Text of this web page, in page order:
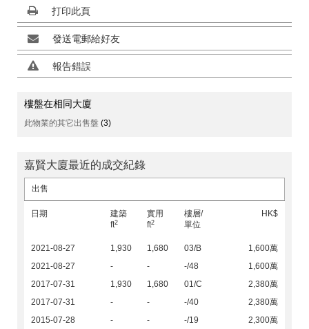
打印此頁
發送電郵給好友
報告錯誤
樓盤在相同大廈
此物業的其它出售盤 (3)
嘉賢大廈最近的成交紀錄
出售
日期
建築
ft2
實用
ft2
樓層/
單位
HK$
2021-08-27 1,930 1,680 03/B
1,600萬
2021-08-27
- - -/48
1,600萬
2017-07-31
1,930 1,680 01/C
2,380萬
2017-07-31
- - -/40
2,380萬
2015-07-28
- - -/19 2,300萬